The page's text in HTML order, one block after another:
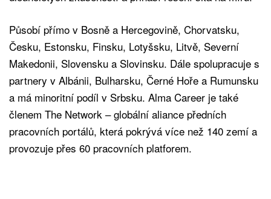
Působí přímo v Bosně a Hercegovině, Chorvatsku,
Česku, Estonsku, Finsku, Lotyšsku, Litvě, Severní
Makedonii, Slovensku a Slovinsku. Dále spolupracuje s
partnery v Albánii, Bulharsku, Černé Hoře a Rumunsku
a má minoritní podíl v Srbsku. Alma Career je také
členem The Network – globální aliance předních
pracovních portálů, která pokrývá více než 140 zemí a
provozuje přes 60 pracovních platforem.